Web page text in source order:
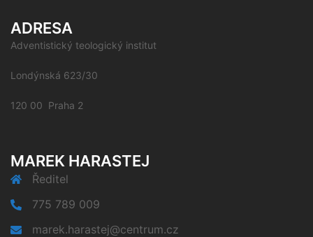
ADRESA
Adventistický teologický institut
Londýnská 623/30
120 00 Praha 2
MAREK HARASTEJ
Ředitel
775 789 009
marek.harastej@centrum.cz